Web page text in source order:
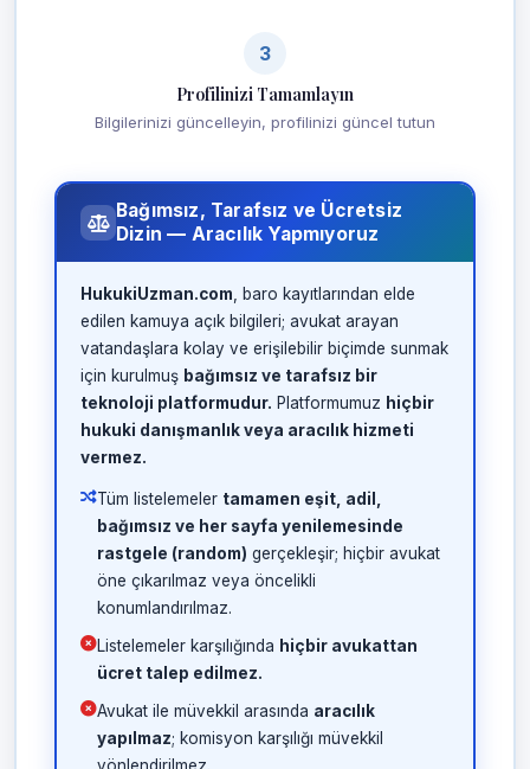
3
Profilinizi Tamamlayın
Bilgilerinizi güncelleyin, profilinizi güncel tutun
Bağımsız, Tarafsız ve Ücretsiz
Dizin — Aracılık Yapmıyoruz
HukukiUzman.com , baro kayıtlarından elde
edilen kamuya açık bilgileri; avukat arayan
vatandaşlara kolay ve erişilebilir biçimde sunmak
için kurulmuş bağımsız ve tarafsız bir
teknoloji platformudur. Platformumuz hiçbir
hukuki danışmanlık veya aracılık hizmeti
vermez.
Tüm listelemeler tamamen eşit, adil,
bağımsız ve her sayfa yenilemesinde
rastgele (random) gerçekleşir; hiçbir avukat
öne çıkarılmaz veya öncelikli
konumlandırılmaz.
Listelemeler karşılığında hiçbir avukattan
ücret talep edilmez.
Avukat ile müvekkil arasında aracılık
yapılmaz; komisyon karşılığı müvekkil